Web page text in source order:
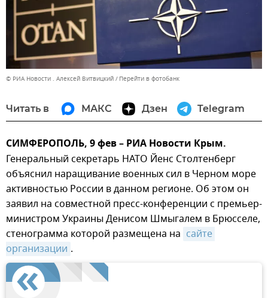
© РИА Новости . Алексей Витвицкий Перейти в фотобанк
Читать в МАКС Дзен Telegram
СИМФЕРОПОЛЬ, 9 фев – РИА Новости Крым.
Генеральный секретарь НАТО Йенс Столтенберг
объяснил наращивание военных сил в Черном море
активностью России в данном регионе. Об этом он
заявил на совместной пресс-конференции с премьер-
министром Украины Денисом Шмыгалем в Брюсселе,
стенограмма которой размещена на сайте
организации .